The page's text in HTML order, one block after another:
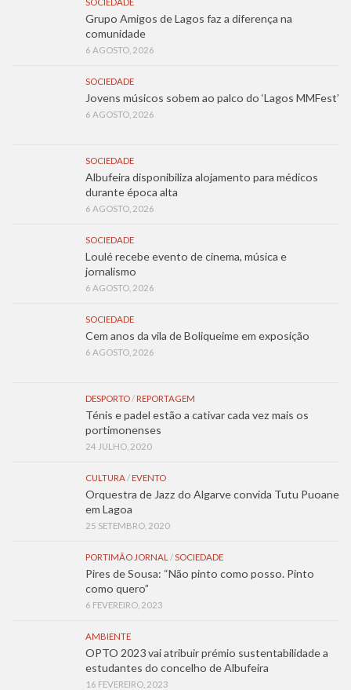
Grupo Amigos de Lagos faz a diferença na
comunidade
6 AGOSTO, 2026
SOCIEDADE
Jovens músicos sobem ao palco do ‘Lagos MMFest’
6 AGOSTO, 2026
SOCIEDADE
Albufeira disponibiliza alojamento para médicos
durante época alta
6 AGOSTO, 2026
SOCIEDADE
Loulé recebe evento de cinema, música e
jornalismo
6 AGOSTO, 2026
SOCIEDADE
Cem anos da vila de Boliqueime em exposição
6 AGOSTO, 2026
DESPORTO/ REPORTAGEM
Ténis e padel estão a cativar cada vez mais os
portimonenses
24 JULHO, 2020
CULTURA/ EVENTO
Orquestra de Jazz do Algarve convida Tutu Puoane
em Lagoa
25 SETEMBRO, 2020
PORTIMÃO JORNAL /SOCIEDADE
Pires de Sousa: “Não pinto como posso. Pinto
como quero”
6 FEVEREIRO, 2023
AMBIENTE
OPTO 2023 vai atribuir prémio sustentabilidade a
estudantes do concelho de Albufeira
16 FEVEREIRO, 2023